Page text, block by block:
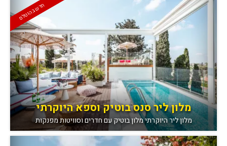
חדש בהוטלס
מלון ליר סנס בוטיק וספא היוקרתי
מלון ליר היוקרתי מלון בוטיק עם חדרים וסוויטות מפנקות